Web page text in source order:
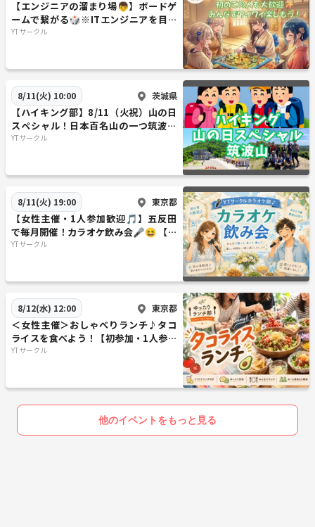
【エンジニアの溜まり場👦】ボードゲ
ームで繋がる🎲※ITエンジニアを目指
している方も参加OK💻
YTサークル
8/11(火) 10:00 茨城県
【ハイキング部】8/11（火祝）山の日
スペシャル！日本百名山の一つ筑波山
で大パノラマを観よう⛰【一人参加多
YTサークル
8/11(火) 19:00 東京都
【女性主催・1人参加歓迎🎵】五反田
で毎月開催！カラオケ飲み会🎤😆 【ア
ルコールドリンクバー付き🍻】
YTサークル
8/12(水) 12:00 東京都
＜女性主催＞おしゃべりランチ♪タコ
ライスを食べよう！【初参加・1人参加
歓迎！】
YTサークル
他のイベントをもっと見る